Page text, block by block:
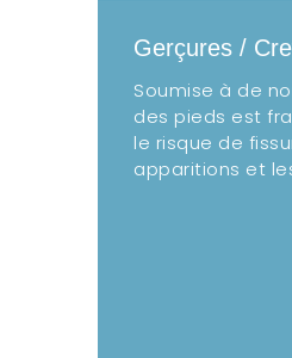
Gerçures /
Soumise à de
des pieds est
le risque de
apparitions et